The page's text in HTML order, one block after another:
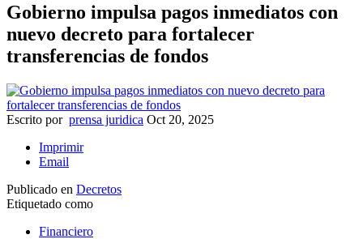
Gobierno impulsa pagos inmediatos con
nuevo decreto para fortalecer
transferencias de fondos
Escrito por prensa juridica Oct 20, 2025
Imprimir
Email
Publicado en Decretos
Etiquetado como
Financiero